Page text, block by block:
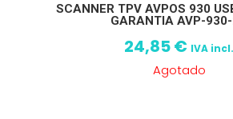
SCANNER TPV AVPOS 930
GARANTIA AVP-
24,85€ IVA incl.
Agotado